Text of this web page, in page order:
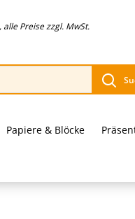
Preise zzgl. MwSt.
Papiere & Blöcke